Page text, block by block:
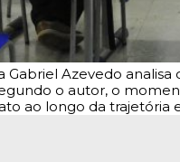
Azevedo
o autor, o
ao longo da trajetória